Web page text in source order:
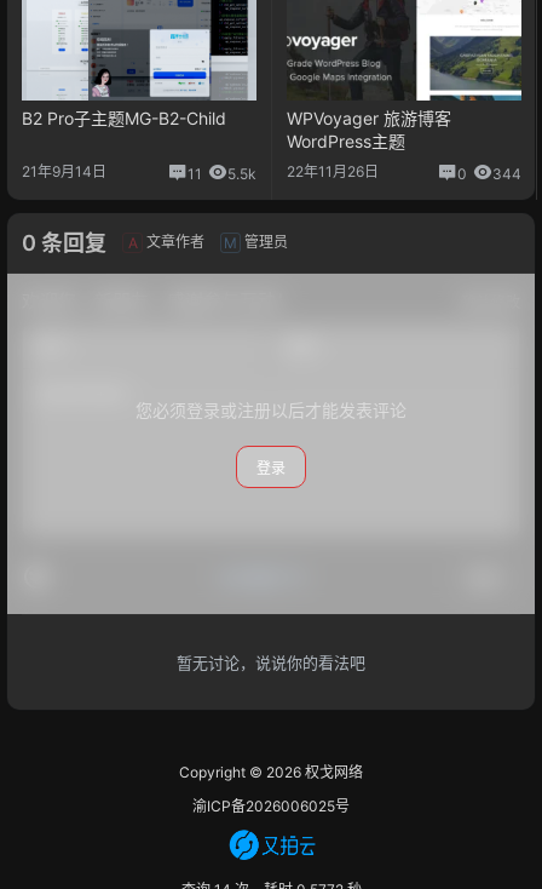
B2 Pro子主题MG-B2-Child
21年9月14日 11 5.5k
WPVoyager 旅游博客
WordPress主题
22年11月26日 0 344
0 条回复 A 文章作者 M 管理员
您必须登录或注册以后才能发表评论
登录
暂无讨论，说说你的看法吧
Copyright © 2026 权戈网络
渝ICP备2026006025号